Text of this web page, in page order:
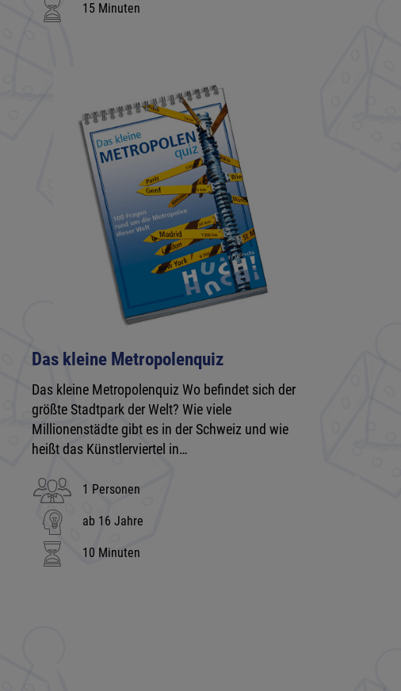
15 Minuten
Das kleine Metropolenquiz
Das kleine Metropolenquiz Wo befindet sich der
größte Stadtpark der Welt? Wie viele
Millionenstädte gibt es in der Schweiz und wie
heißt das Künstlerviertel in…
1 Personen
ab 16 Jahre
10 Minuten